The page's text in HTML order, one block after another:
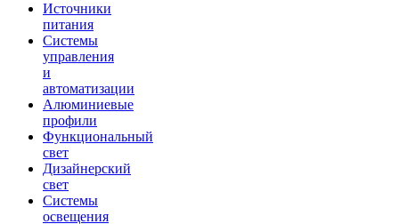
Источники
питания
Системы
управления
и
автоматизации
Алюминиевые
профили
Функциональный
свет
Дизайнерский
свет
Системы
освещения